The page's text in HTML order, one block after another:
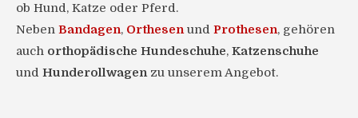
ob Hund, Katze oder Pferd.
Neben Bandagen, Orthesen und Prothesen, gehören
auch orthopädische Hundeschuhe, Katzenschuhe
und Hunderollwagenzu unserem Angebot.